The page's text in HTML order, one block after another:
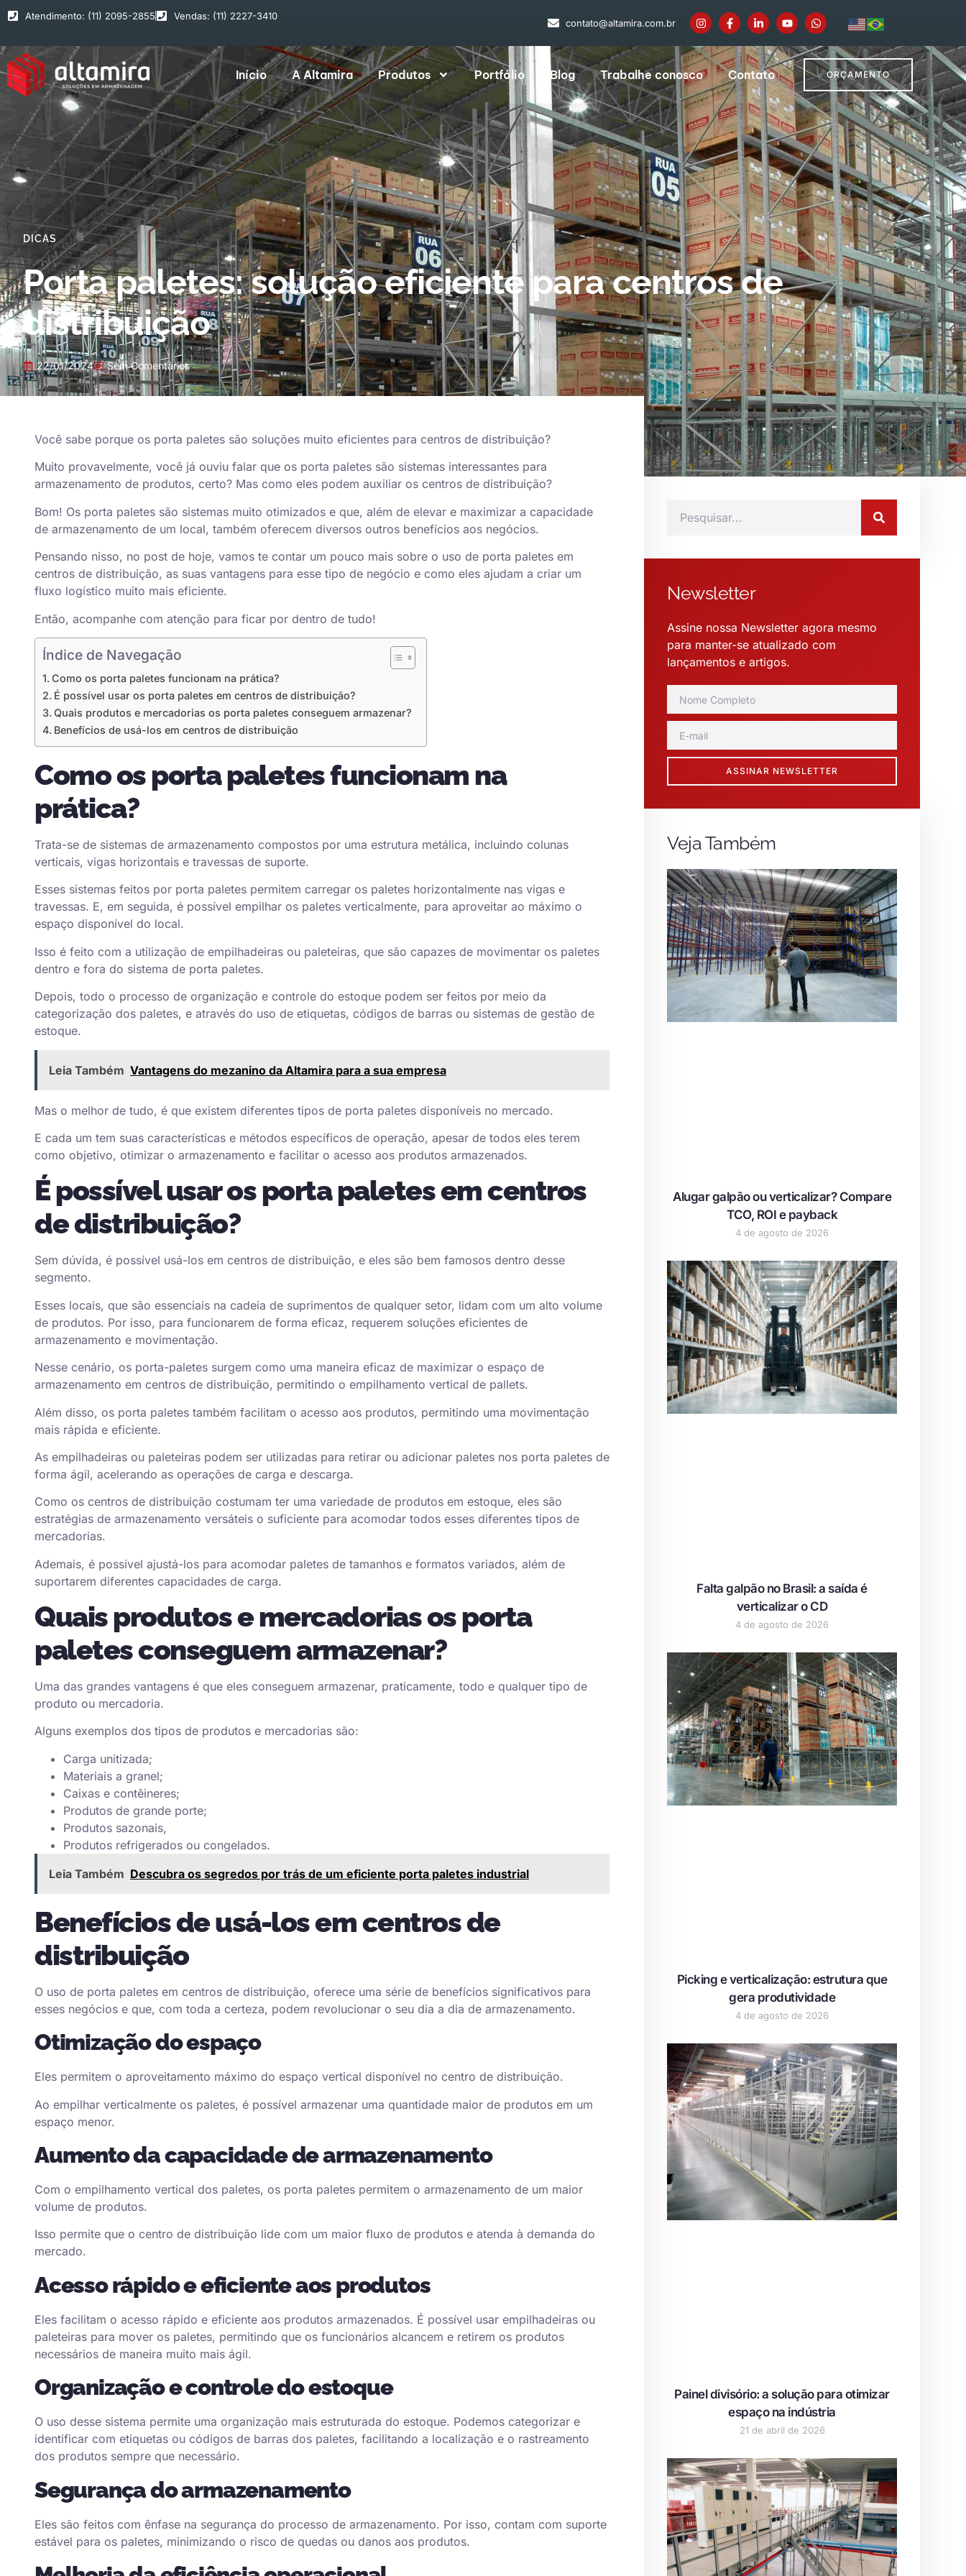
Atendimento: (11) 2095-2855 Vendas: (11) 2227-3410
contato@altamira.com.br
Início A Altamira Produtos Portfólio Blog Trabalhe conosco Contato ORÇAMENTO
DICAS
Porta paletes: solução eficiente para centros de
distribuição
22/01/2024 Sem Comentários
Você sabe porque os porta paletes são soluções muito eficientes para centros de distribuição?
Muito provavelmente, você já ouviu falar que os porta paletes são sistemas interessantes para
armazenamento de produtos, certo? Mas como eles podem auxiliar os centros de distribuição?
Bom! Os porta paletes são sistemas muito otimizados e que, além de elevar e maximizar a capacidade
de armazenamento de um local, também oferecem diversos outros benefícios aos negócios.
Pensando nisso, no post de hoje, vamos te contar um pouco mais sobre o uso de porta paletes em
centros de distribuição, as suas vantagens para esse tipo de negócio e como eles ajudam a criar um
fluxo logístico muito mais eficiente.
Então, acompanhe com atenção para ficar por dentro de tudo!
Índice de Navegação
Como os porta paletes funcionam na prática?
É possível usar os porta paletes em centros de distribuição?
Quais produtos e mercadorias os porta paletes conseguem armazenar?
Benefícios de usá-los em centros de distribuição
Como os porta paletes funcionam na
prática?
Trata-se de sistemas de armazenamento compostos por uma estrutura metálica, incluindo colunas
verticais, vigas horizontais e travessas de suporte.
Esses sistemas feitos por porta paletes permitem carregar os paletes horizontalmente nas vigas e
travessas. E, em seguida, é possível empilhar os paletes verticalmente, para aproveitar ao máximo o
espaço disponível do local.
Isso é feito com a utilização de empilhadeiras ou paleteiras, que são capazes de movimentar os paletes
dentro e fora do sistema de porta paletes.
Depois, todo o processo de organização e controle do estoque podem ser feitos por meio da
categorização dos paletes, e através do uso de etiquetas, códigos de barras ou sistemas de gestão de
estoque.
Leia Também Vantagens do mezanino da Altamira para a sua empresa
Mas o melhor de tudo, é que existem diferentes tipos de porta paletes disponíveis no mercado.
E cada um tem suas características e métodos específicos de operação, apesar de todos eles terem
como objetivo, otimizar o armazenamento e facilitar o acesso aos produtos armazenados.
É possível usar os portapaletes em centros
de distribuição?
Sem dúvida, é possível usá-los em centros de distribuição, e eles são bem famosos dentro desse
segmento.
Esses locais, que são essenciais na cadeia de suprimentos de qualquer setor, lidam com um alto volume
de produtos. Por isso, para funcionarem de forma eficaz, requerem soluções eficientes de
armazenamento e movimentação.
Nesse cenário, os porta-paletes surgem como uma maneira eficaz de maximizar o espaço de
armazenamento em centros de distribuição, permitindo o empilhamento vertical de pallets.
Além disso, os porta paletes também facilitam o acesso aos produtos, permitindo uma movimentação
mais rápida e eficiente.
As empilhadeiras ou paleteiras podem ser utilizadas para retirar ou adicionar paletes nos porta paletes de
forma ágil, acelerando as operações de carga e descarga.
Como os centros de distribuição costumam ter uma variedade de produtos em estoque, eles são
estratégias de armazenamento versáteis o suficiente para acomodar todos esses diferentes tipos de
mercadorias.
Ademais, é possível ajustá-los para acomodar paletes de tamanhos e formatos variados, além de
suportarem diferentes capacidades de carga.
Quais produtos e mercadorias os porta
paletes conseguem armazenar?
Uma das grandes vantagens é que eles conseguem armazenar, praticamente, todo e qualquer tipo de
produto ou mercadoria.
Alguns exemplos dos tipos de produtos e mercadorias são:
Carga unitizada;
Materiais a granel;
Caixas e contêineres;
Produtos de grande porte;
Produtos sazonais,
Produtos refrigerados ou congelados.
Leia Também Descubra os segredos por trás de um eficiente porta paletes industrial
Benefícios de usá-los em centros de
distribuição
O uso de porta paletes em centros de distribuição, oferece uma série de benefícios significativos para
esses negócios e que, com toda a certeza, podem revolucionar o seu dia a dia de armazenamento.
Otimização do espaço
Eles permitem o aproveitamento máximo do espaço vertical disponível no centro de distribuição.
Ao empilhar verticalmente os paletes, é possível armazenar uma quantidade maior de produtos em um
espaço menor.
Aumento da capacidade de armazenamento
Com o empilhamento vertical dos paletes, os porta paletes permitem o armazenamento de um maior
volume de produtos.
Isso permite que o centro de distribuição lide com um maior fluxo de produtos e atenda à demanda do
mercado.
Acesso rápido e eficiente aos produtos
Eles facilitam o acesso rápido e eficiente aos produtos armazenados. É possível usar empilhadeiras ou
paleteiras para mover os paletes, permitindo que os funcionários alcancem e retirem os produtos
necessários de maneira muito mais ágil.
Organização e controle do estoque
O uso desse sistema permite uma organização mais estruturada do estoque. Podemos categorizar e
identificar com etiquetas ou códigos de barras dos paletes, facilitando a localização e o rastreamento
dos produtos sempre que necessário.
Segurança do armazenamento
Eles são feitos com ênfase na segurança do processo de armazenamento. Por isso, contam com suporte
estável para os paletes, minimizando o risco de quedas ou danos aos produtos.
Newsletter
Assine nossa Newsletter agora mesmo
para manter-se atualizado com
lançamentos e artigos.
ASSINAR NEWSLETTER
Veja Também
Alugar galpão ou verticalizar? Compare
TCO, ROI e payback
4 de agosto de 2026
Falta galpão no Brasil: a saída é
verticalizar o CD
4 de agosto de 2026
Picking e verticalização: estrutura que
gera produtividade
4 de agosto de 2026
Painel divisório: a solução para otimizar
espaço na indústria
21 de abril de 2026